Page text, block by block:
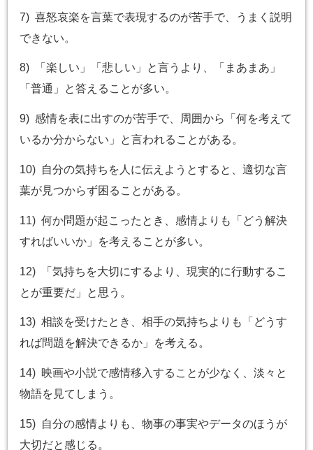
7) 喜怒哀楽を言葉で表現するのが苦手で、うまく説明
できない。
8) 「楽しい」「悲しい」と言うより、「まあまあ」
「普通」と答えることが多い。
9) 感情を表に出すのが苦手で、周囲から「何を考えて
いるか分からない」と言われることがある。
10) 自分の気持ちを人に伝えようとすると、適切な言
葉が見つからず困ることがある。
11) 何か問題が起こったとき、感情よりも「どう解決
すればいいか」を考えることが多い。
12) 「気持ちを大切にするより、現実的に行動するこ
とが重要だ」と思う。
13) 相談を受けたとき、相手の気持ちよりも「どうす
れば問題を解決できるか」を考える。
14) 映画や小説で感情移入することが少なく、淡々と
物語を見てしまう。
15) 自分の感情よりも、物事の事実やデータのほうが
大切だと感じる。